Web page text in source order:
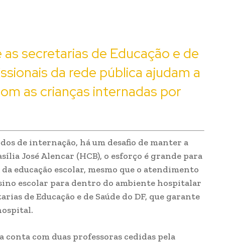
secretarias de Educação e de
da rede pública ajudam a
as crianças internadas por
de internação, há um desafio de manter a
José Alencar (HCB), o esforço é grande para
educação escolar, mesmo que o atendimento
escolar para dentro do ambiente hospitalar
de Educação e de Saúde do DF, que garante
com duas professoras cedidas pela